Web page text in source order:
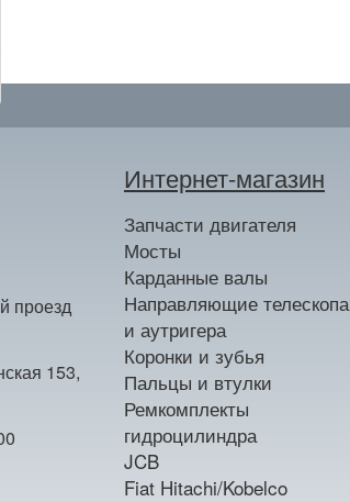
проезд
153,
Интернет-магазин
Запчасти двигателя
Мосты
Карданные валы
Направляющие телескопа
и аутригера
Коронки и зубья
Пальцы и втулки
Ремкомплекты
гидроцилиндра
JCB
Fiat Hitachi/Kobelco